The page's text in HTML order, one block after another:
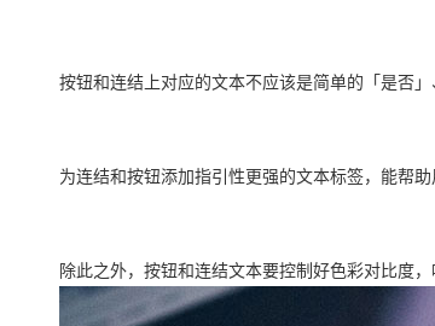
按钮和连结上对应的文本不应该是简单的「是否
为连结和按钮添加指引性更强的文本标签，能帮
除此之外，按钮和连结文本要控制好色彩对比度